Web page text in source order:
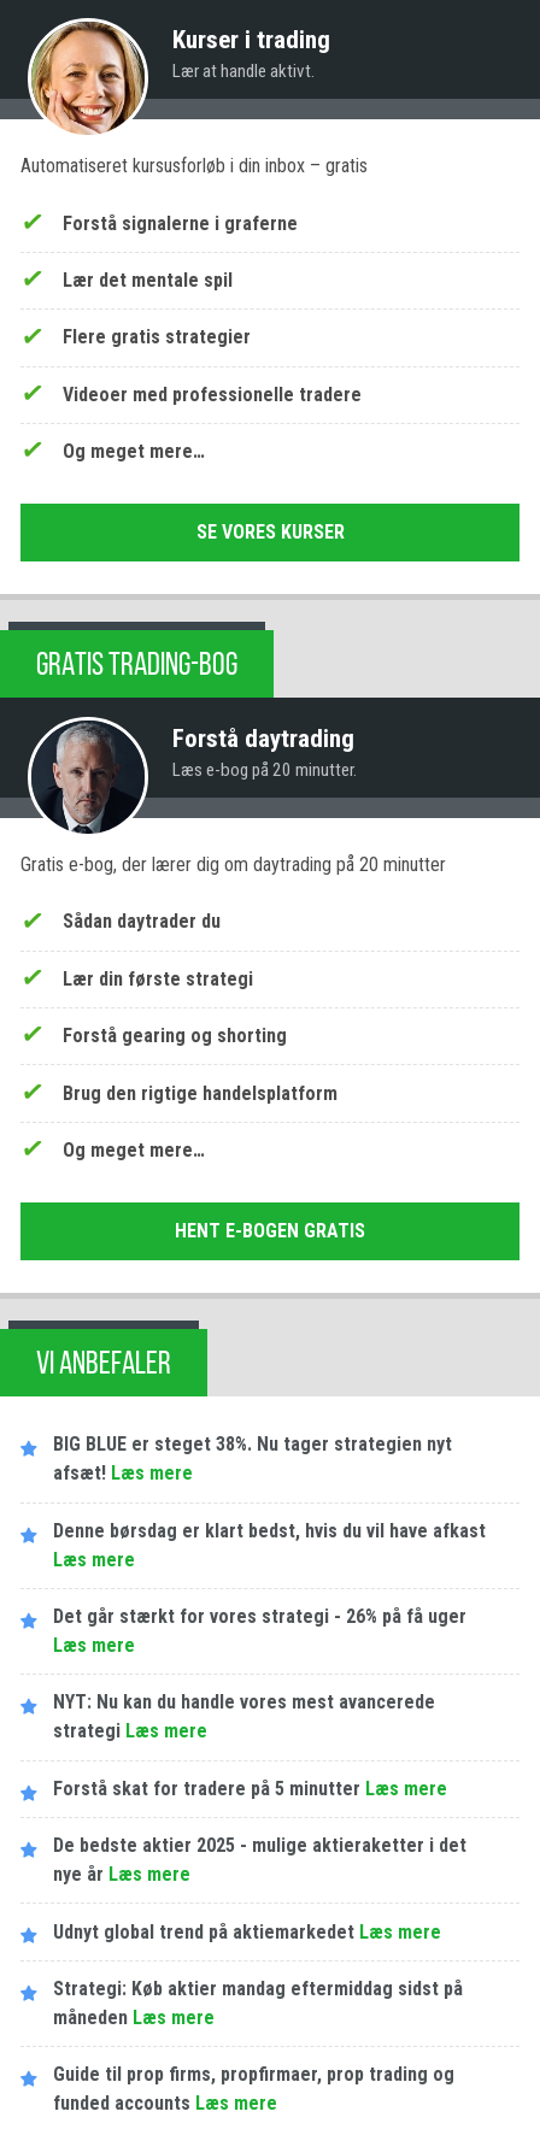
Kurser i trading
Lær at handle aktivt.
Automatiseret kursusforløb i din inbox – gratis
Forstå signalerne i graferne
Lær det mentale spil
Flere gratis strategier
Videoer med professionelle tradere
Og meget mere…
SE VORES KURSER
GRATIS TRADING-BOG
Forstå daytrading
Læs e-bog på 20 minutter.
Gratis e-bog, der lærer dig om daytrading på 20 minutter
Sådan daytrader du
Lær din første strategi
Forstå gearing og shorting
Brug den rigtige handelsplatform
Og meget mere…
HENT E-BOGEN GRATIS
VI ANBEFALER
BIG BLUE er steget 38%. Nu tager strategien nyt
afsæt! Læs mere
Denne børsdag er klart bedst, hvis du vil have afkast
Læs mere
Det går stærkt for vores strategi - 26% på få uger
Læs mere
NYT: Nu kan du handle vores mest avancerede
strategi Læs mere
Forstå skat for tradere på 5 minutter Læs mere
De bedste aktier 2025 - mulige aktieraketter i det
nye år Læs mere
Udnyt global trend på aktiemarkedet Læs mere
Strategi: Køb aktier mandag eftermiddag sidst på
måneden Læs mere
Guide til prop firms, propfirmaer, prop trading og
funded accounts Læs mere